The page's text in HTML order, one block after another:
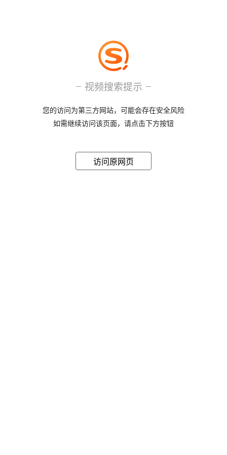
视频搜索提示
您的访问为第三方网站，可能会存在安全风险
如需继续访问该页面，请点击下方按钮
访问原网页